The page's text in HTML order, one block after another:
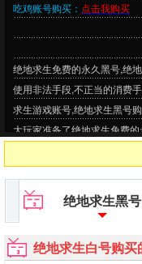
吃鸡账号购买： 点击我购买
绝地求生免费的永久黑号,绝
使用非法手段,不正当的消费
求生游戏账号,绝地求生黑号
大玩家准备了绝地求生免费
绝地求生黑号
绝地求生白号购